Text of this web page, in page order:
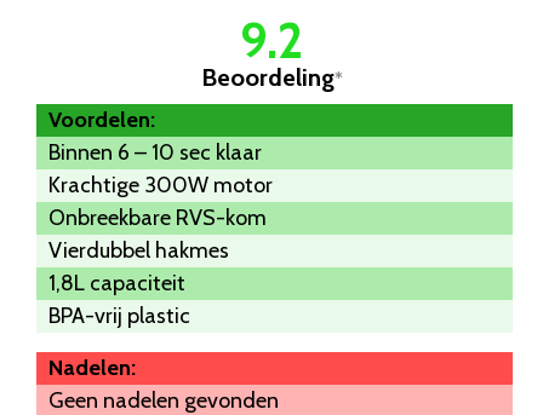
9.2
Beoordeling*
Voordelen:
Binnen 6 – 10 sec klaar
Krachtige 300W motor
Onbreekbare RVS-kom
Vierdubbel hakmes
1,8L capaciteit
BPA-vrij plastic
Nadelen:
Geen nadelen gevonden